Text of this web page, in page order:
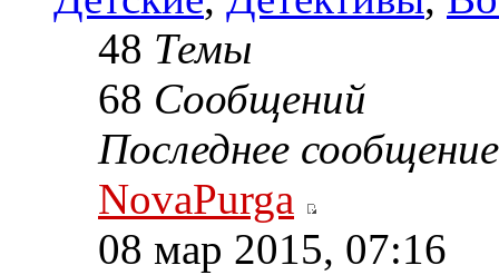
48 Темы
68 Сообщений
Последнее сообщение
NovaPurga
08 мар 2015, 07:16